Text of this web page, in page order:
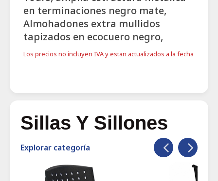
en terminaciones negro mate,
Almohadones extra mullidos
tapizados en ecocuero negro,
Los precios no incluyen IVA y estan actualizados a la fecha
Sillas Y Sillones
Explorar categoría